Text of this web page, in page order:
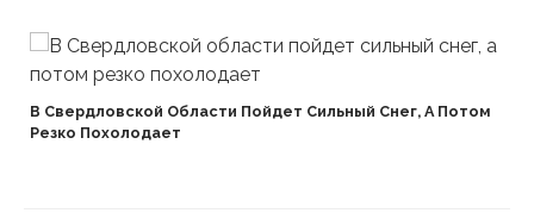
В Свердловской Области Пойдет Сильный Снег, А Потом
Резко Похолодает